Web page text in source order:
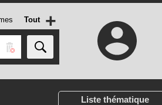
Tout +
Liste thématique